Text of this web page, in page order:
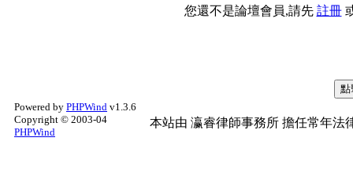
您還不是論壇會員,請先 註冊
Powered by PHPWind v1.3.6
Copyright © 2003-04
PHPWind
本站由 瀛睿律師事務所 擔任常年法